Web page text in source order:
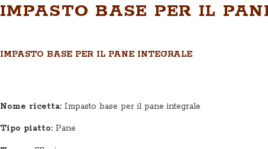
IMPASTO BASE PER IL
IMPASTO BASE PER IL PANE INTEGRALE
Nome ricetta: Impasto base per il pane integrale
Tipo piatto: Pane